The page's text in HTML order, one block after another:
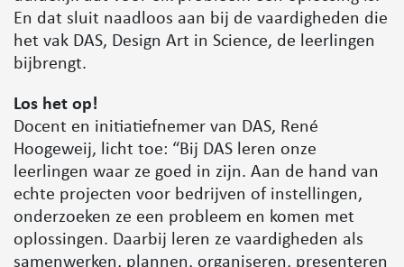
duidelijk dat voor elk probleem een oplossing is.
En dat sluit naadloos aan bij de vaardigheden die
het vak DAS, Design Art in Science, de leerlingen
Los het op!
Docent en initiatiefnemer van DAS, René
Hoogeweij, licht toe: “Bij DAS leren onze
leerlingen waar ze goed in zijn. Aan de hand van
echte projecten voor bedrijven of instellingen,
onderzoeken ze een probleem en komen met